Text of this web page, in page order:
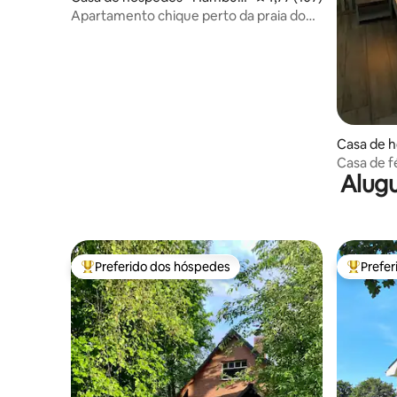
go
Apartamento chique perto da praia do
Casa de
gen
Casa de
Entre os melhores preferidos dos hóspedes
Preferido dos hóspedes Entre